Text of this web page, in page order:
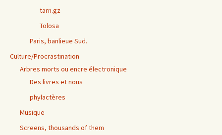
tarn.gz
Tolosa
Paris, banlieue Sud.
Culture/Procrastination
Arbres morts ou encre électronique
Des livres et nous
phylactères
Musique
Screens, thousands of them